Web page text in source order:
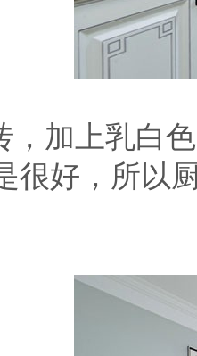
，加上乳白
很好，所以